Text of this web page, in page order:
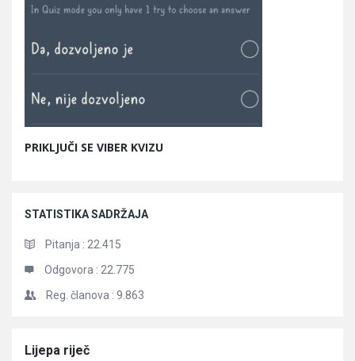
PRIKLJUČI SE VIBER KVIZU
STATISTIKA SADRŽAJA
Pitanja : 22.415
Odgovora : 22.775
Reg. članova : 9.863
Članci
Lijepa riječ